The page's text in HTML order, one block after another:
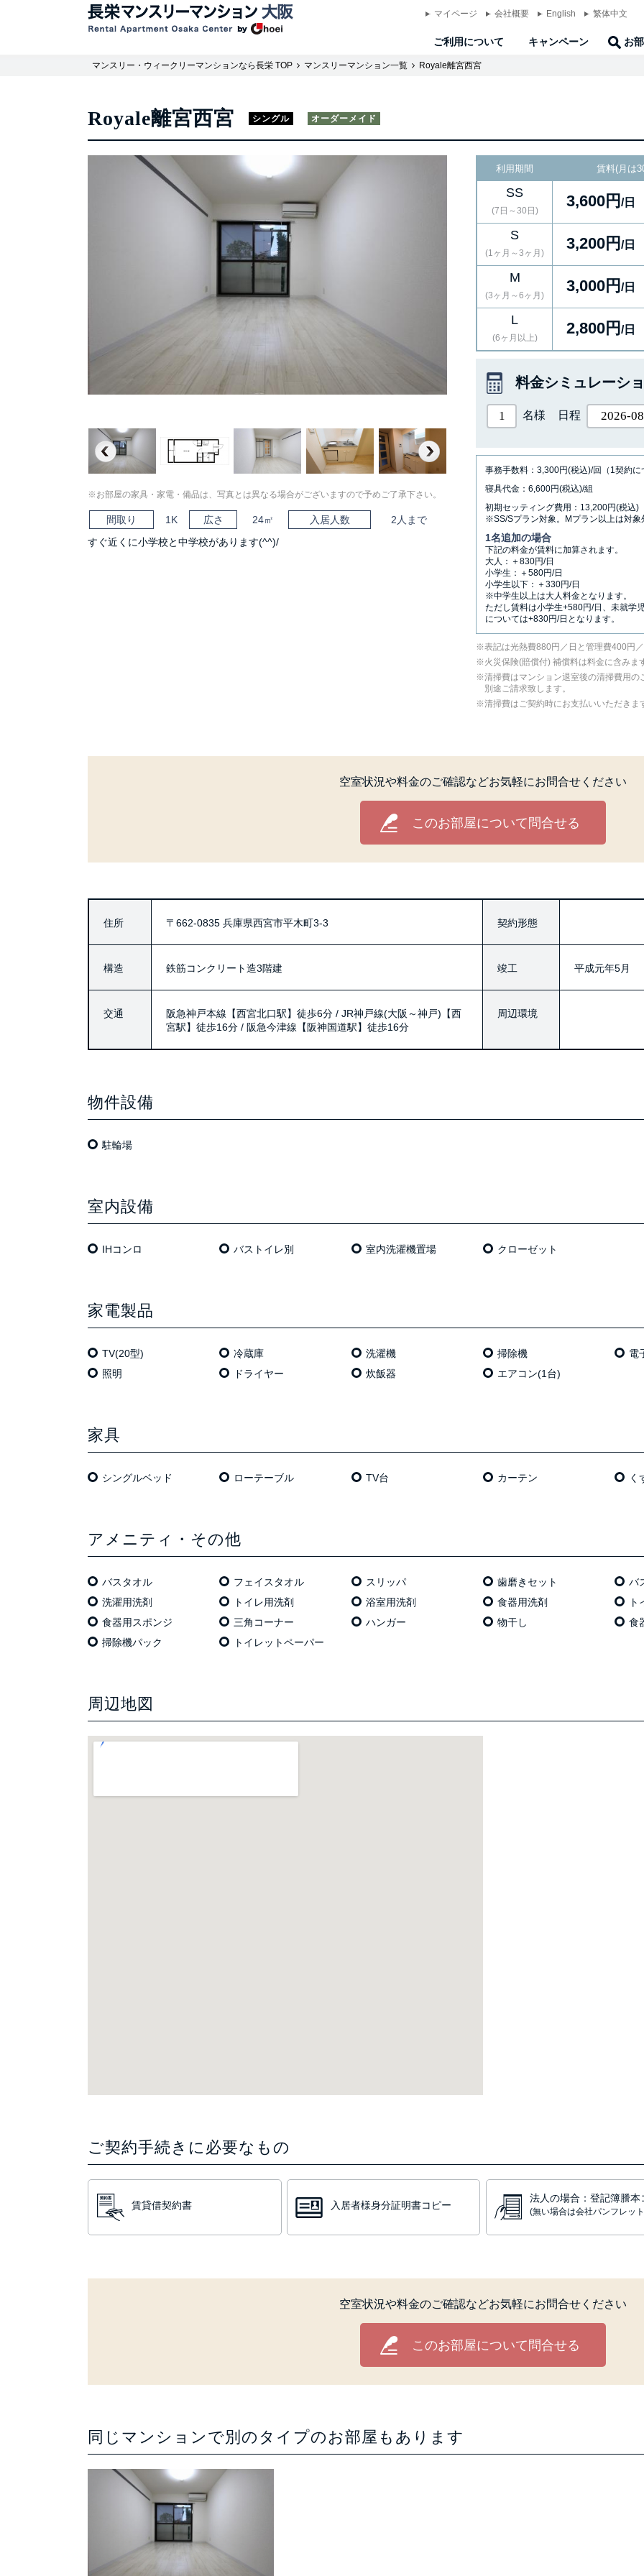
マイページ 会社概要 English 繁体中文
ご利用について キャンペーン お
マンスリー・ウィークリーマンションなら長栄 TOP マンスリーマンション一覧 Royale離宮西宮
Royale離宮西宮 シングル オーダーメイド
Previous Next
※お部屋の家具・家電・備品は、写真とは異なる場合がございますので予めご了承下さい。
間取り 1K 広さ 24㎡ 入居人数
2人まで
すぐ近くに小学校と中学校があります(^^)/
利用期間 賃料(月は
SS
(7日～30日)
3,600円 /日
S
(1ヶ月～3ヶ月)
3,200円 /日
M
(3ヶ月～6ヶ月)
3,000円 /日
L
(6ヶ月以上)
2,800円 /日
料金シミュレーシ
名様 日程
事務手数料：3,300円(税込)/回（1契約に
寝具代金：6,600円(税込)/組
初期セッティング費用：13,200円(税込)
※SS/Sプラン対象。Mプラン以上は対象
1名追加の場合
下記の料金が賃料に加算されます。
大人：＋830円/日
小学生：＋580円/日
小学生以下：＋330円/日
※中学生以上は大人料金となります。
ただし賃料は小学生+580円/日、未就学
については+830円/日となります。
表記は光熱費880円／日と管理費400円
⽕災保険(賠償付) 補償料は料⾦に含みま
清掃費はマンション退室後の清掃費用
別途ご請求致します。
清掃費はご契約時にお支払いいただきま
空室状況や料金のご確認などお気軽にお問合せください
このお部屋について問合せる
住所 〒662-0835 兵庫県西宮市平木町3-3 契約形態
構造 鉄筋コンクリート造3階建 竣工 平成元年5月
交通
阪急神戸本線【西宮北口駅】徒歩6分 / JR神戸線(大阪～神戸)【西
宮駅】徒歩16分 / 阪急今津線【阪神国道駅】徒歩16分
周辺環境
物件設備
駐輪場
室内設備
IHコンロ バストイレ別 室内洗濯機置場 クローゼット
家電製品
TV(20型) 冷蔵庫 洗濯機 掃除機 電
照明
ドライヤー 炊飯器 エアコン(1台)
家具
シングルベッド ローテーブル TV台 カーテン く
アメニティ・その他
バスタオル フェイスタオル スリッパ 歯磨きセット バ
洗濯用洗剤
トイレ用洗剤 浴室用洗剤 食器用洗剤 ト
食器用スポンジ
三角コーナー ハンガー 物干し 食
掃除機パック
トイレットペーパー
周辺地図
ご契約手続きに必要なもの
賃貸借契約書 入居者様身分証明書コピー
法人の場合：登記簿謄本
(無い場合は会社パンフレッ
空室状況や料金のご確認などお気軽にお問合せください
このお部屋について問合せる
同じマンションで別のタイプのお部屋もあります